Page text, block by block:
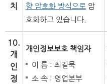
치
향 암호화 방식으로 암
호화하고 있습니다.
10.
개
인
정
개인정보보호 책임자
이 름 : 최길묵
소 속 : 영업본부